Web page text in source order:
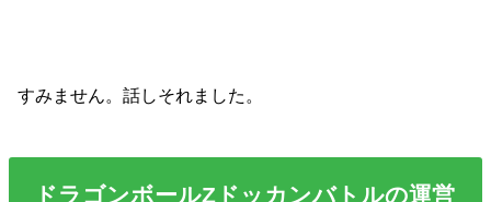
すみません。話しそれました。
ドラゴンボールZドッカンバトルの運営